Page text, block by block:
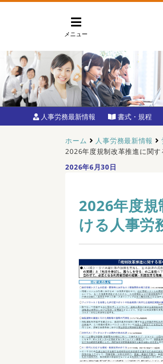
メニュー
人事労務最新情報 書式・規程
ホーム 人事労務最新情報
2026年度規制改革推進に関
2026年6月30日
2026年度
ける人事労